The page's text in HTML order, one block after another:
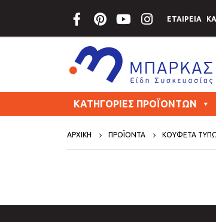
ΕΤΑΙΡΕΙΑ
ΚΑΤΗΓΟΡΙΕΣ ΠΡΟΪΟΝΤΩΝ
ΑΡΧΙΚΗ ΠΡΟΪΟΝΤΑ ΚΟΥΦΕΤΑ